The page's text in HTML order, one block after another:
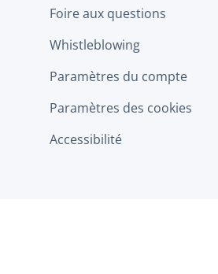
Foire aux questions
Whistleblowing
Paramètres du compte
Paramètres des cookies
Accessibilité